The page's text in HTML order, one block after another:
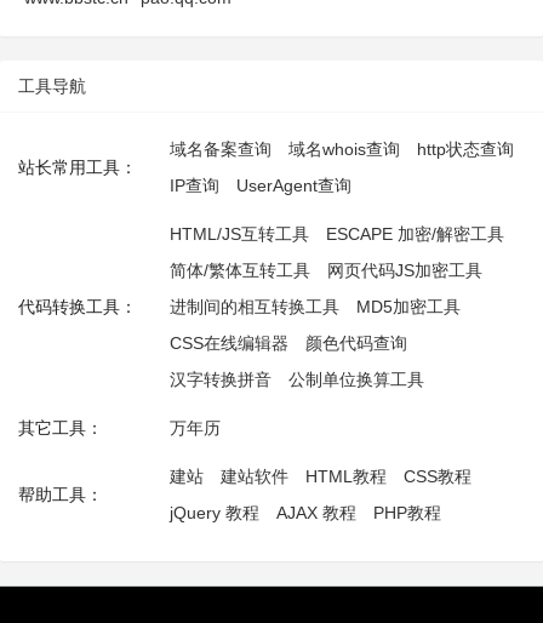
工具导航
站长常用工具：
域名备案查询 域名whois查询
http状态查询
IP查询
UserAgent查询
代码转换工具：
HTML/JS互转工具
ESCAPE 加密/解密工具
简体/繁体互转工具
网页代码JS加密工具
进制间的相互转换工具
MD5加密工具
CSS在线编辑器
颜色代码查询
汉字转换拼音
公制单位换算工具
其它工具： 万年历
帮助工具：
建站 建站软件 HTML教程
CSS教程
jQuery 教程
AJAX 教程 PHP教程